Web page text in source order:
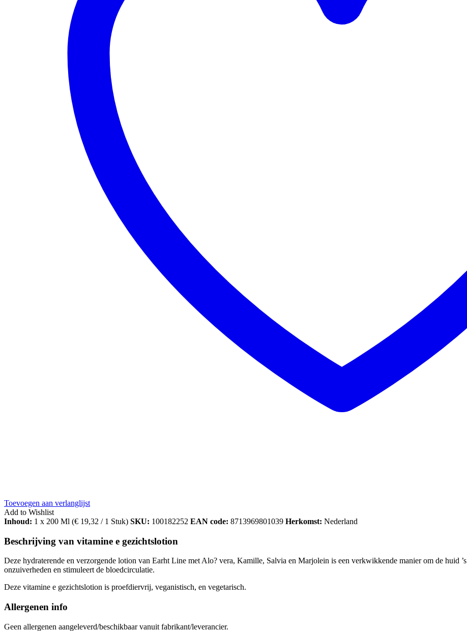
Toevoegen aan verlanglijst
Add to Wishlist
Inhoud: 1 x 200 Ml (€ 19,32 / 1 Stuk) SKU: 100182252 EAN code: 8713969801039 Herkomst: Nederland
Beschrijving van vitamine e gezichtslotion
Deze hydraterende en verzorgende lotion van Earht Line met Alo? vera, Kamille, Salvia en Marjolein is een verkwikkende manier om de huid
onzuiverheden en stimuleert de bloedcirculatie.
Deze vitamine e gezichtslotion is proefdiervrij, veganistisch, en vegetarisch.
Allergenen info
Geen allergenen aangeleverd/beschikbaar vanuit fabrikant/leverancier.